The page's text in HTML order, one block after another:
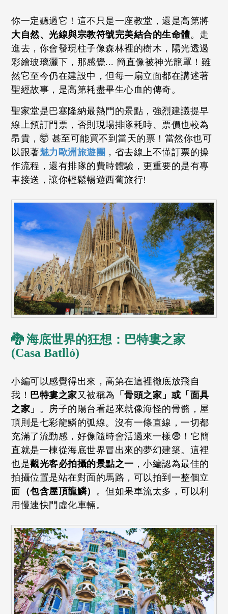
你一定聽過它！這不只是一座教堂，還是高第將
大自然、光線與宗教符號完美結合的生命體。走
進去，你會發現柱子像森林裡的樹木，陽光透過
彩繪玻璃灑下，那感覺... 簡直像被神光籠罩！雖
然它至今仍在建設中，但每一扇立面都在講述著
聖經故事，是高第耗盡畢生心血的傳奇。
聖家堂是巴塞隆納最熱門的景點，強烈建議提早
線上預訂門票，否則現場排隊耗時、票價也較為
昂貴，🤯 甚至可能買不到當天的票！當然你也可
以跟著魅力歐洲旅遊團 ，省去線上不懂訂票的操
作流程，還有排隊的費時體驗，更重要的是有專
車接送，讓你輕鬆暢遊西葡旅行!
🐉 海底世界的狂想：巴特婁之家
(Casa Batlló)
小編可以感覺得出來，高第在這裡徹底放飛自
我！ 巴特婁之家又被稱為 「骨頭之家」或「面具
之家」 。房子的陽台看起來就像海怪的骨骼，屋
頂則是七彩龍鱗的弧線。沒有一條直線，一切都
充滿了流動感，好像隨時會活過來一樣😨！它簡
直就是一棟從海底世界冒出來的夢幻建築。這裡
也是觀光客必拍攝的景點之一 ，小編認為最佳的
拍攝位置是站在對面的馬路，可以拍到一整個立
面
（包含屋頂龍鱗） 。但如果車流太多，可以利
用慢速快門虛化車輛。